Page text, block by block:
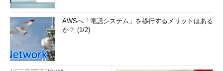
AWSへ「電話システム」を移行するメリットはある
か？ (1/2)